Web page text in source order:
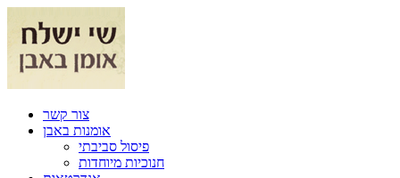
צור קשר
אומנות באבן
פיסול סביבתי
חנוכיות מיוחדות